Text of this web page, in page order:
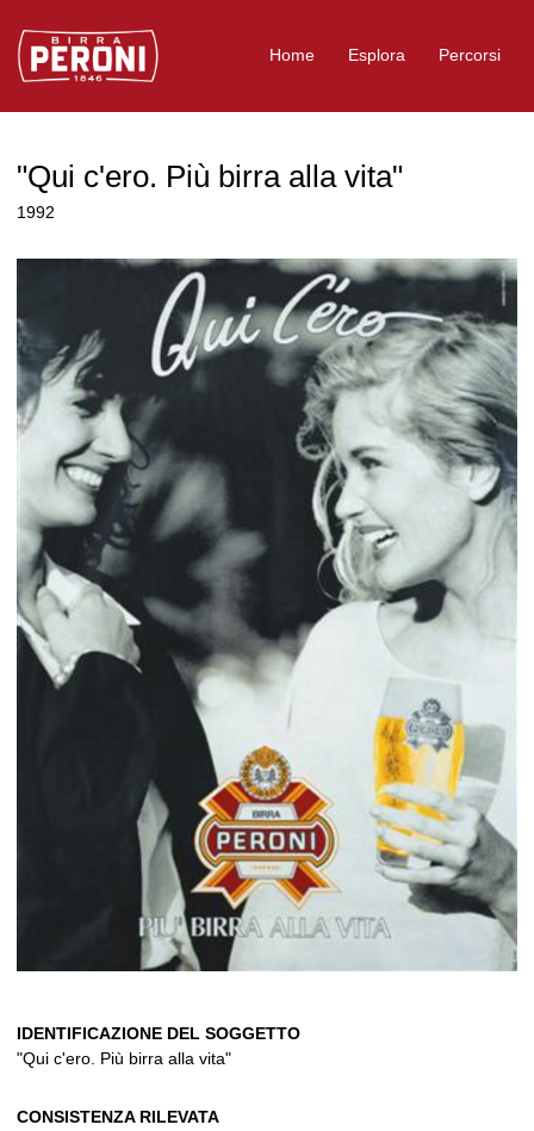
Logo Birra Peroni
Home Esplora Percorsi
"Qui c'ero. Più birra alla vita"
1992
IDENTIFICAZIONE DEL SOGGETTO
"Qui c'ero. Più birra alla vita"
CONSISTENZA RILEVATA